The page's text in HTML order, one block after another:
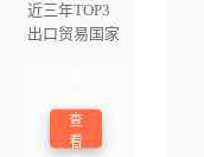
近三年TOP3
出口贸易国家
查
看